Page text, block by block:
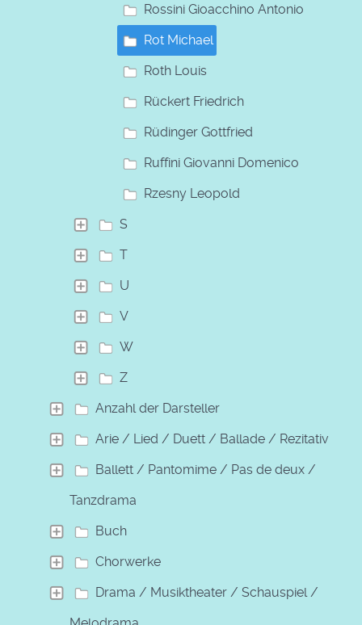
Rossini Gioacchino Antonio
Rot Michael
Roth Louis
Rückert Friedrich
Rüdinger Gottfried
Ruffini Giovanni Domenico
Rzesny Leopold
S
T
U
V
W
Z
Anzahl der Darsteller
Arie / Lied / Duett / Ballade / Rezitativ
Ballett / Pantomime / Pas de deux /
Tanzdrama
Buch
Chorwerke
Drama / Musiktheater / Schauspiel /